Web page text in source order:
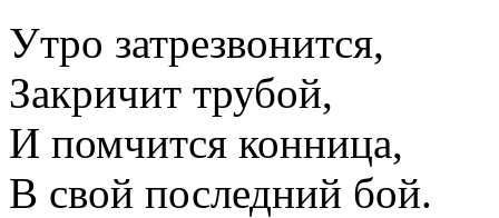
Утро затрезвонится,
Закричит трубой,
И помчится конница,
В свой последний бой.